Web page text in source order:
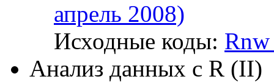
апрель 2008)
Исходные коды:
Анализ данных с R (II)